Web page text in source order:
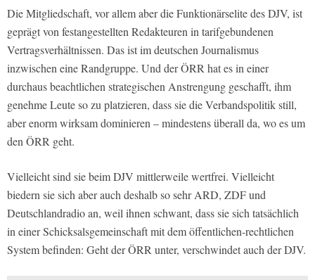
Die Mitgliedschaft, vor allem aber die Funktionärselite des DJV, ist
geprägt von festangestellten Redakteuren in tarifgebundenen
Vertragsverhältnissen. Das ist im deutschen Journalismus
inzwischen eine Randgruppe. Und der ÖRR hat es in einer
durchaus beachtlichen strategischen Anstrengung geschafft, ihm
genehme Leute so zu platzieren, dass sie die Verbandspolitik still,
aber enorm wirksam dominieren – mindestens überall da, wo es um
den ÖRR geht.
Vielleicht sind sie beim DJV mittlerweile wertfrei. Vielleicht
biedern sie sich aber auch deshalb so sehr ARD, ZDF und
Deutschlandradio an, weil ihnen schwant, dass sie sich tatsächlich
in einer Schicksalsgemeinschaft mit dem öffentlichen-rechtlichen
System befinden: Geht der ÖRR unter, verschwindet auch der DJV.